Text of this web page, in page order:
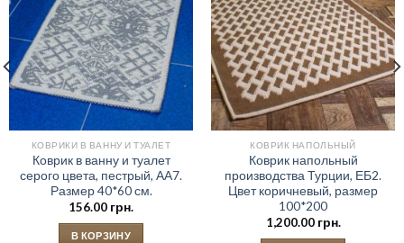
КОВРИКИ В ВАННУ И ТУАЛЕТ
Коврик в ванну и туалет
серого цвета, пестрый, АА7.
Размер 40*60 см.
156.00 грн.
В КОРЗИНУ
КОВРИК НАПОЛЬНЫЙ
Коврик напольный
производства Турции, ЕБ2.
Цвет коричневый, размер
100*200
1,200.00 грн.